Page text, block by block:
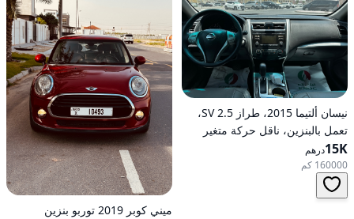
نيسان ألتيما 2015، طراز 2.5 SV،
تعمل بالبنزين، ناقل حركة متغير
مستمر (CVT)، دفع أمامي
15Kدرهم
160000 كم
ميني كوبر 2019 توربو بنزين